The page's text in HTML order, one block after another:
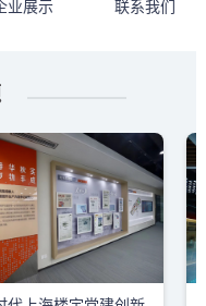
业展示 联系我们